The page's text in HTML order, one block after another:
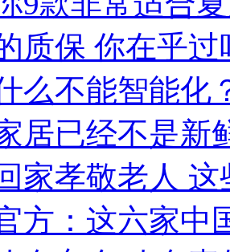
质保 你在乎过
么不能智能化
居已经不是新
家孝敬老人
方：这六家中